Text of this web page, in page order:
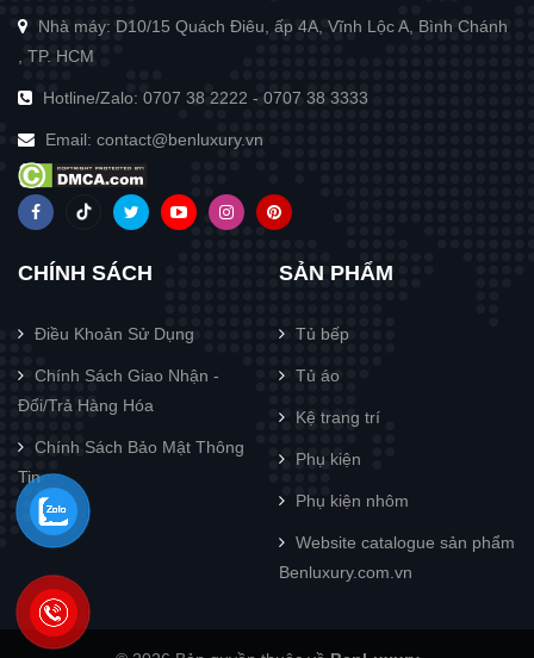
Nhà máy: D10/15 Quách Điêu, ấp 4A, Vĩnh Lộc A, Bình Chánh
, TP. HCM
Hotline/Zalo: 0707 38 2222 - 0707 38 3333
Email: contact@benluxury.vn
CHÍNH SÁCH
Điều Khoản Sử Dụng
Chính Sách Giao Nhận -
Đổi/Trả Hàng Hóa
Chính Sách Bảo Mật Thông
Tin
SẢN PHẨM
Tủ bếp
Tủ áo
Kệ trang trí
Phụ kiện
Phụ kiện nhôm
Website catalogue sản phẩm
Benluxury.com.vn